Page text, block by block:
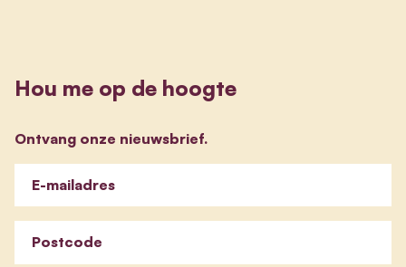
Hou me op de hoogte
Ontvang onze nieuwsbrief.
E-mailadres
Postcode